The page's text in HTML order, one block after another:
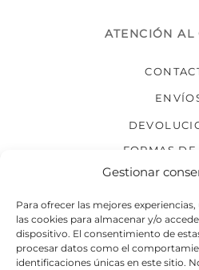
Gestionar
Para ofrecer las mejores
las cookies para almacenar y/o
dispositivo. El consentimiento de
procesar datos como el
identificaciones únicas en este sitio.
ATENCIÓN AL
FORMAS DE